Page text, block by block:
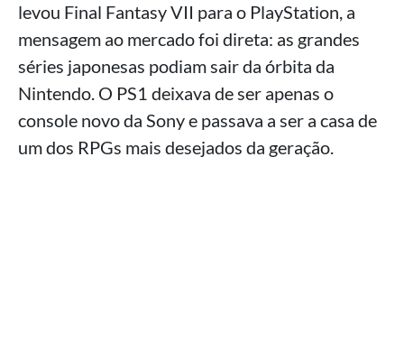
levou Final Fantasy VII para o PlayStation, a
mensagem ao mercado foi direta: as grandes
séries japonesas podiam sair da órbita da
Nintendo. O PS1 deixava de ser apenas o
console novo da Sony e passava a ser a casa de
um dos RPGs mais desejados da geração.